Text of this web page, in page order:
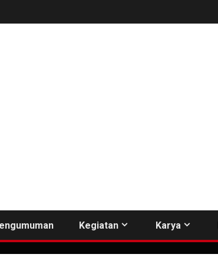
Kegiatan Karya